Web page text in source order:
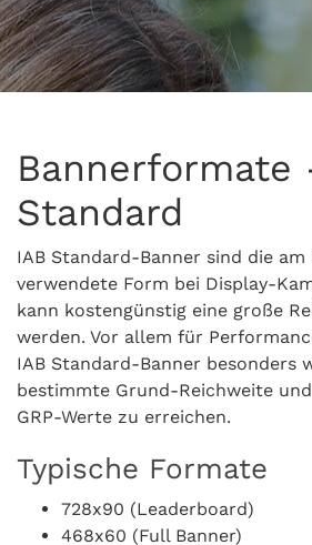
Bannerformate
Standard
IAB Standard-Banner sind die
verwendete Form bei Display-
kann kostengünstig eine große
werden. Vor allem für
IAB Standard-Banner besonders
bestimmte Grund-Reichweite
GRP-Werte zu erreichen.
Typische Formate
728x90 (Leaderboard)
468x60 (Full Banner)